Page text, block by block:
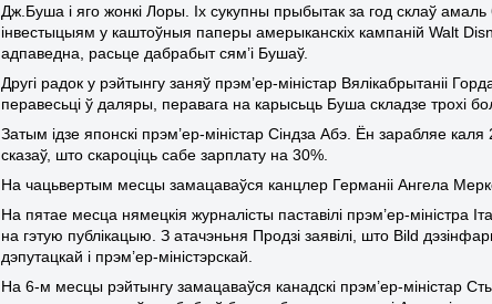
Дж.Буша і яго жонкі Лоры. Іх сукупны прыбытак за год склаў амаль
інвестыцыям у каштоўныя паперы амерыканскіх кампанійWalt
адпаведна, расьце дабрабыт сям’і Бушаў.
Другі радок у рэйтынгу заняў прэм’ер-міністар Вялікабрытаніі
перавесьці ў даляры, перавага на карысьць Буша складзе трохі
Затым ідзе японскі прэм’ер-міністар Сіндза Абэ. Ён зарабляе
сказаў, што скароціць сабе зарплату на 30%.
На чацьвертым месцы замацаваўся канцлер Германіі Ангела
На пятае месца нямецкія журналісты паставілі прэм’ер-міністра
на гэтую публікацыю. З атачэньня Продзі заявілі, што Bild
дэпутацкай і прэм’ер-міністэрскай.
На 6-м месцы рэйтынгу замацаваўся канадскі прэм’ер-міністар